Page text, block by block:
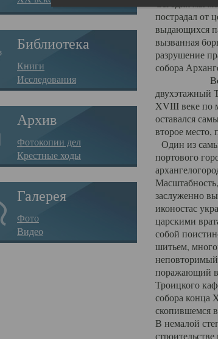
Библиотека
Книги
Исследования
Архив
Фотокопии дел
Крестные ходы
Галерея
Фото
Видео
Сегодня мы
пострадал от
выдающихся
вызванная
разрушение
собора
Возникнув
двухэтажный
XVIII веке по
оставался
второе место,
Один из
портового
заслуженно
иконостас
царскими
собой
шитьем,
неповторимый
поражающий
Троицкого
собора конца
скопившемся
В немалой